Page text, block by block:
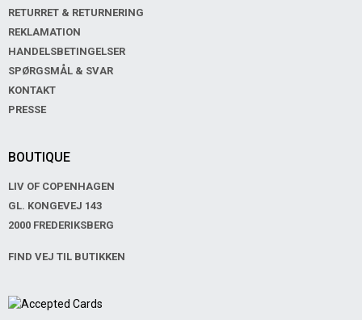
RETURRET & RETURNERING
REKLAMATION
HANDELSBETINGELSER
SPØRGSMÅL & SVAR
KONTAKT
PRESSE
BOUTIQUE
LIV OF COPENHAGEN
GL. KONGEVEJ 143
2000 FREDERIKSBERG
FIND VEJ TIL BUTIKKEN